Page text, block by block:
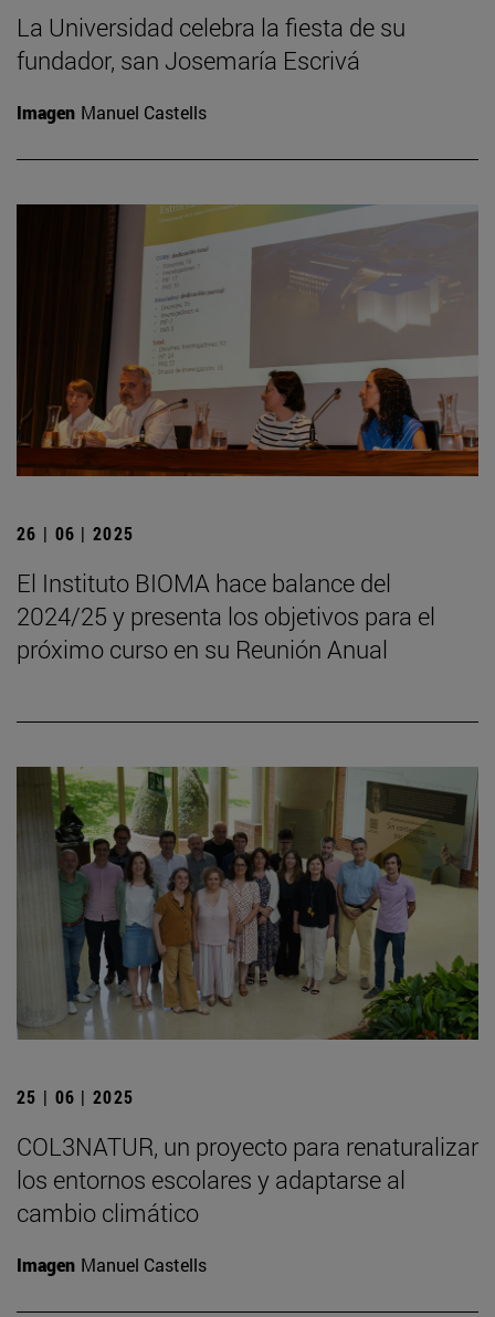
La Universidad celebra la fiesta de su
fundador, san Josemaría Escrivá
Imagen Manuel Castells
26 | 06 | 2025
El Instituto BIOMA hace balance del
2024/25 y presenta los objetivos para el
próximo curso en su Reunión Anual
25 | 06 | 2025
COL3NATUR, un proyecto para renaturalizar
los entornos escolares y adaptarse al
cambio climático
Imagen Manuel Castells